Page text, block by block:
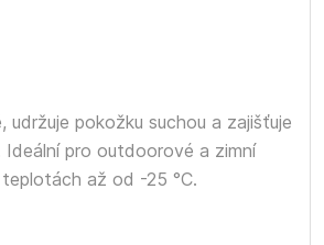
udržuje pokožku suchou a zajišťuje
Ideální pro outdoorové a zimní
až od -25 °C.